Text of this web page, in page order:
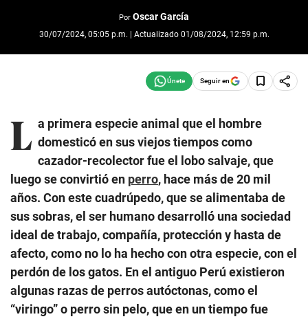
Por Oscar García
30/07/2024, 05:05 p.m. | Actualizado 01/08/2024, 12:59 p.m.
Seguir en
L a primera especie animal que el hombre
domesticó en sus viejos tiempos como
cazador-recolector fue el lobo salvaje, que
luego se convirtió en perro, hace más de 20 mil
años. Con este cuadrúpedo, que se alimentaba de
sus sobras, el ser humano desarrolló una sociedad
ideal de trabajo, compañía, protección y hasta de
afecto, como no lo ha hecho con otra especie, con el
perdón de los gatos. En el antiguo Perú existieron
algunas razas de perros autóctonas, como el
“viringo” o perro sin pelo, que en un tiempo fue